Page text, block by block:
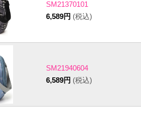
SM21370101
6,589円 (税込)
SM21940604
6,589円 (税込)